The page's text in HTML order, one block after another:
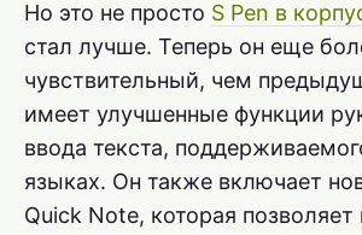
Но это не просто S Pen в
стал лучше. Теперь он еще
чувствительный, чем
имеет улучшенные функции
ввода текста,
языках. Он также включает
Quick Note, которая позволяет